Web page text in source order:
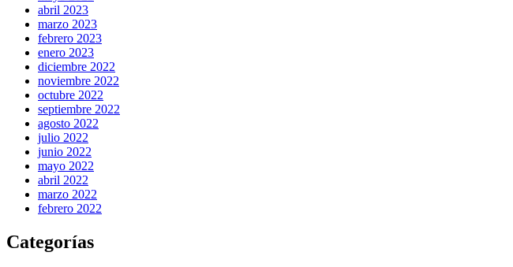
abril 2023
marzo 2023
febrero 2023
enero 2023
diciembre 2022
noviembre 2022
octubre 2022
septiembre 2022
agosto 2022
julio 2022
junio 2022
mayo 2022
abril 2022
marzo 2022
febrero 2022
Categorías